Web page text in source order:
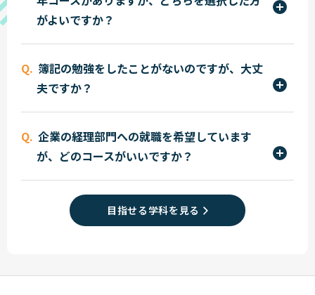
験資格が与えられます。
すると税理士試験（税法科目）の受験資格を得る
ばかりでなく、会計士試験の合格への近道にもな
っています。したがって大学生の現役合格は難しい
のが現状ですが、本学の学生から毎年のように現
役合格者がでています。
がよいですか？
格、税理士５科目一括合格など短期合格のシステ
ムがあります。３年コースは受験機会が２回あり、
確実な合格をめざせます。また２年コースでも短期
合格にチャレンジできます。
簿記の勉強をしたことがないのですが、大丈
夫ですか？
して下さい。毎年、簿記をはじめて勉強する人も
たくさん入学しています。
企業の経理部門への就職を希望しています
が、どのコースがいいですか？
記検定および全経簿記検定の取得をめざし、経
理・財務スタッフとして必要なパソコンリテラシ
目指せる学科を見る